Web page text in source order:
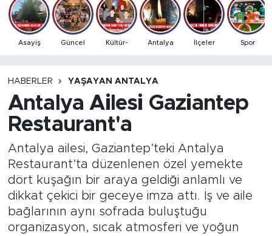
Asayiş Güncel Kültür- Antalya İlçeler Spor
HABERLER YAŞAYAN ANTALYA
Antalya Ailesi Gaziantep
Restaurant'a
Antalya ailesi, Gaziantep’teki Antalya
Restaurant’ta düzenlenen özel yemekte
dört kuşağın bir araya geldiği anlamlı ve
dikkat çekici bir geceye imza attı. İş ve aile
bağlarının aynı sofrada buluştuğu
organizasyon, sıcak atmosferi ve yoğun
Eğitim
Ekonomi
Gündem
İlçeler
Kültür- Sanat
Magazin
Özel Haber
Antalya Namaz Vakitleri
Antalya Trafik Yoğunluk Haritası
Tüm Manşetler
Son Dakika Haberleri
Haber Arşivi